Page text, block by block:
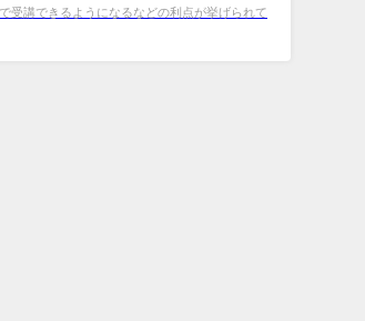
受講できるようになるなどの利点が挙げられて